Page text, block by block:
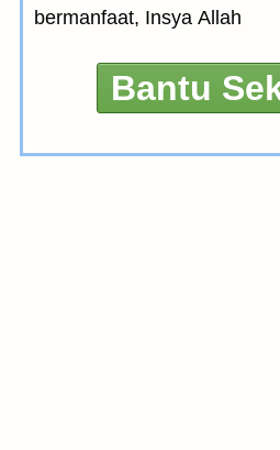
bermanfaat, Insya Allah
Bantu